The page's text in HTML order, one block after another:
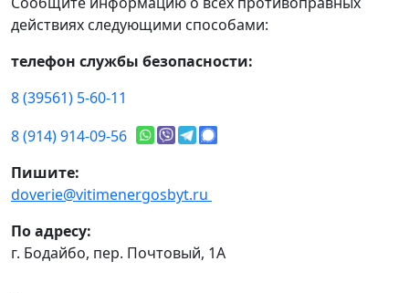
действиях следующими способами:
телефон службы безопасности:
8 (39561) 5-60-11
8 (914) 914-09-56
Пишите:
doverie@vitimenergosbyt.ru
По адресу:
г. Бодайбо, пер. Почтовый, 1А